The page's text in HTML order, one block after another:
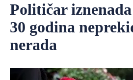
Političar
30 godina
nerada